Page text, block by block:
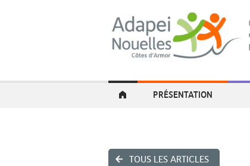
PRÉSENTATION
TOUS LES ARTICLES